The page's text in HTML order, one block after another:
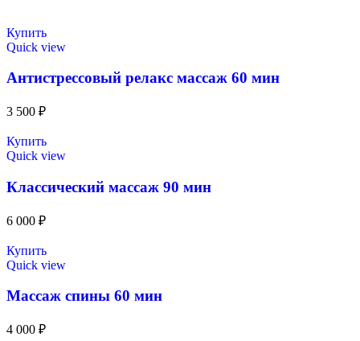
Купить
Quick view
Антистрессовый релакс массаж 60 мин
3 500 ₽
Купить
Quick view
Классический массаж 90 мин
6 000 ₽
Купить
Quick view
Массаж спины 60 мин
4 000 ₽